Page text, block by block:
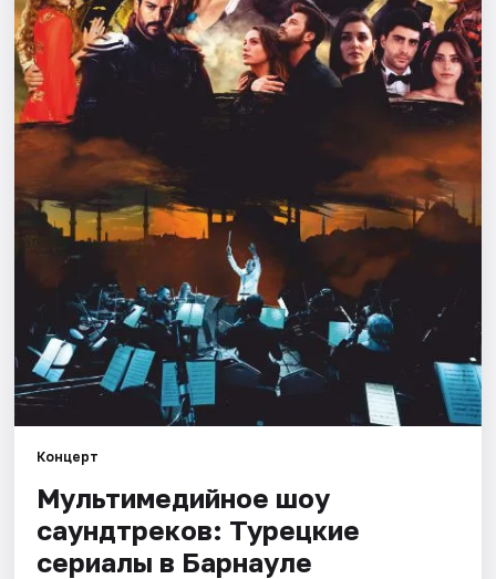
Площадки
Артисты
Рейтинги
Концерт
Мультимедийное шоу
саундтреков: Турецкие
сериалы в Барнауле